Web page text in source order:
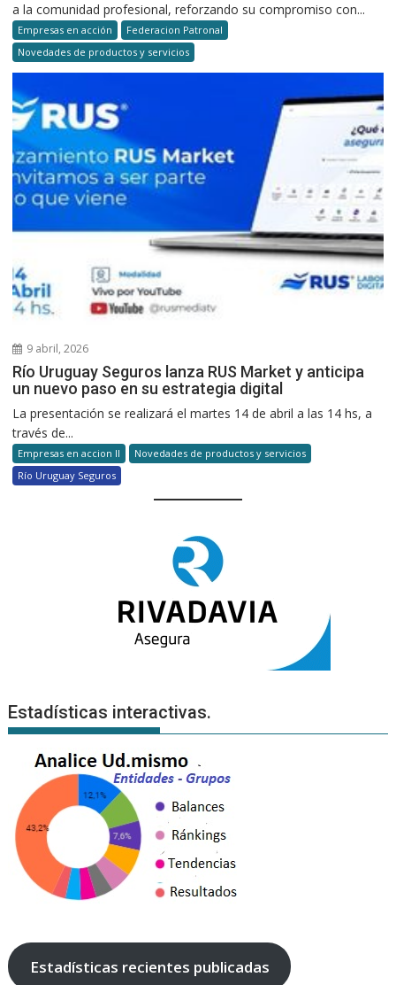
a la comunidad profesional, reforzando su compromiso con...
Empresas en acción
Federacion Patronal
Novedades de productos y servicios
9 abril, 2026
Río Uruguay Seguros lanza RUS Market y anticipa
un nuevo paso en su estrategia digital
La presentación se realizará el martes 14 de abril a las 14 hs, a
través de...
Empresas en accion II
Novedades de productos y servicios
Río Uruguay Seguros
Estadísticas interactivas.
Estadísticas recientes publicadas